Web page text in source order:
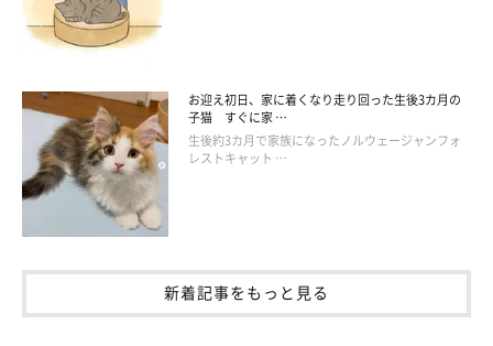
お迎え初日、家に着くなり走り回った生後3カ月の
子猫 すぐに家 …
生後約3カ月で家族になったノルウェージャンフォ
レストキャット …
新着記事をもっと見る